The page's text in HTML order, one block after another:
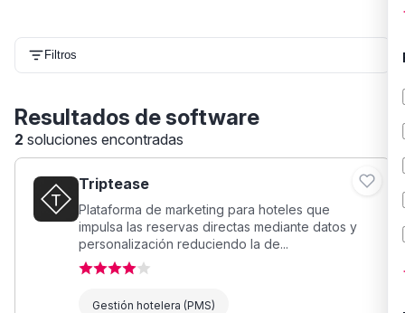
Filtros
Resultados de software
2 soluciones encontradas
Triptease
Plataforma de marketing para hoteles que
impulsa las reservas directas mediante datos y
personalización reduciendo la de...
Gestión hotelera (PMS)